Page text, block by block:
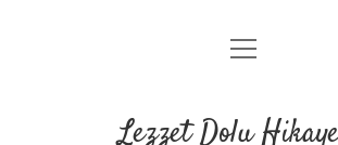
Anasayfa
menüyü
Lezzet Dolu